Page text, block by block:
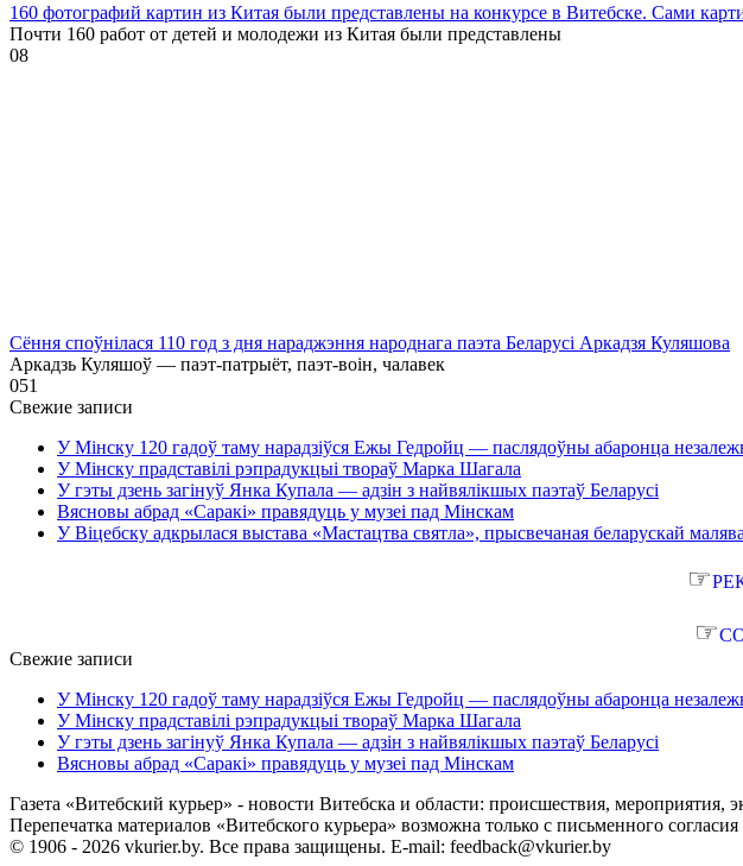
160 фотографий картин из Китая были представлены на конкурсе в Витебске. Сами
Почти 160 работ от детей и молодежи из Китая были представлены
08
Сёння споўнілася 110 год з дня нараджэння народнага паэта Беларусі Аркадзя Куляшова
Аркадзь Куляшоў — паэт-патрыёт, паэт-воін, чалавек
051
Свежие записи
У Мінску 120 гадоў таму нарадзіўся Ежы Гедройц — паслядоўны абаронца
У Мінску прадставілі рэпрадукцыі твораў Марка Шагала
У гэты дзень загінуў Янка Купала — адзін з найвялікшых паэтаў Беларусі
Вясновы абрад «Саракі» правядуць у музеі пад Мінскам
У Віцебску адкрылася выстава «Мастацтва святла», прысвечаная беларускай
☞
☞
Свежие записи
У Мінску 120 гадоў таму нарадзіўся Ежы Гедройц — паслядоўны абаронца
У Мінску прадставілі рэпрадукцыі твораў Марка Шагала
У гэты дзень загінуў Янка Купала — адзін з найвялікшых паэтаў Беларусі
Вясновы абрад «Саракі» правядуць у музеі пад Мінскам
Газета «Витебский курьер» - новости Витебска и области: происшествия, мероприятия,
Перепечатка материалов «Витебского курьера» возможна только с письменного
© 1906 - 2026 vkurier.by. Все права защищены. E-mail: feedback@vkurier.by